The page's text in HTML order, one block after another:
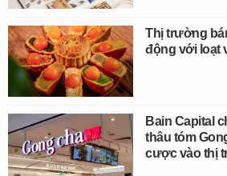
Thị trường
động với loạt
Bain Capital
thâu tóm
cược vào thị